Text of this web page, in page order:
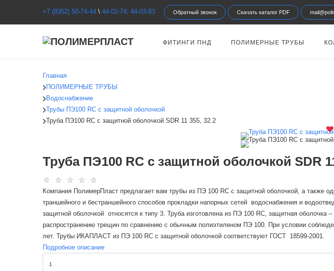
+7 (8352) 50-74-44 \ 44-02-74; 44-03-83 Обратный звонок Скачать каталог PDF
ФИТИНГИ ПНД ПОЛИМЕРНЫЕ ТРУБЫ
Главная
ПОЛИМЕРНЫЕ ТРУБЫ
Водоснабжение
Трубы ПЭ100 RC c защитной оболочкой
Труба ПЭ100 RC c защитной оболочкой SDR 11 355, 32.2
Труба ПЭ100 RC c защитной оболочкой SDR
Компания ПолимерПласт предлагает вам трубы из ПЭ 100 RC c защитной оболочкой, а также
траншейного и бестраншейного способов прокладки напорных сетей водоснабжения и
защитной оболочкой относятся к типу 3. Труба изготовлена из ПЭ 100 RC, защитная
распространению трещин по сравнению с обычным полиэтиленом ПЭ 100. При условии
лет. Трубы ИКАПЛАСТ из ПЭ 100 RC с защитной оболочкой соответствуют ГОСТ 18599-2001.
Подробное описание